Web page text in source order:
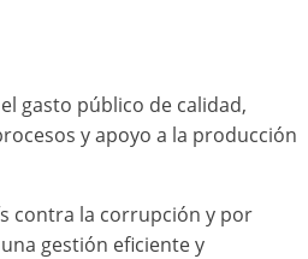
gasto público de calidad,
y apoyo a la producción
contra la corrupción y por
gestión eficiente y